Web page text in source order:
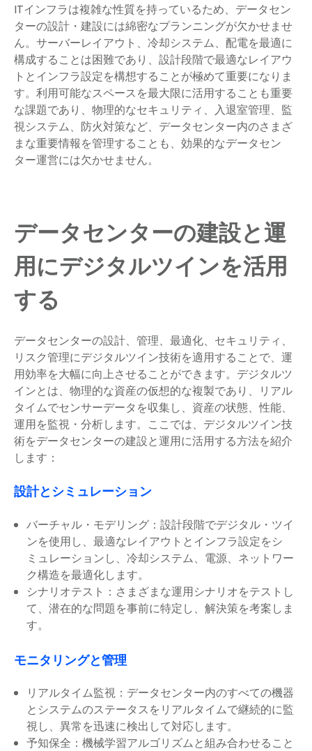
ITインフラは複雑な性質を持っているため、データセン
ターの設計・建設には綿密なプランニングが欠かせませ
ん。サーバーレイアウト、冷却システム、配電を最適に
構成することは困難であり、設計段階で最適なレイアウ
トとインフラ設定を構想することが極めて重要になりま
す。利用可能なスペースを最大限に活用することも重要
な課題であり、物理的なセキュリティ、入退室管理、監
視システム、防火対策など、データセンター内のさまざ
まな重要情報を管理することも、効果的なデータセン
ター運営には欠かせません。
データセンターの建設と運
用にデジタルツインを活用
する
データセンターの設計、管理、最適化、セキュリティ、
リスク管理にデジタルツイン技術を適用することで、運
用効率を大幅に向上させることができます。デジタルツ
インとは、物理的な資産の仮想的な複製であり、リアル
タイムでセンサーデータを収集し、資産の状態、性能、
運用を監視・分析します。ここでは、デジタルツイン技
術をデータセンターの建設と運用に活用する方法を紹介
します：
設計とシミュレーション
バーチャル・モデリング：設計段階でデジタル・ツイ
ンを使用し、最適なレイアウトとインフラ設定をシ
ミュレーションし、冷却システム、電源、ネットワー
ク構造を最適化します。
シナリオテスト：さまざまな運用シナリオをテストし
て、潜在的な問題を事前に特定し、解決策を考案しま
す。
モニタリングと管理
リアルタイム監視：データセンター内のすべての機器
とシステムのステータスをリアルタイムで継続的に監
視し、異常を迅速に検出して対応します。
予知保全：機械学習アルゴリズムと組み合わせること